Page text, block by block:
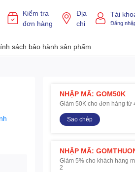
Kiểm tra
đơn hàng
Địa
chỉ
Tài
Đăng
sách bảo hành sản phẩm
NHẬP MÃ: GOM50K
Giảm 50K cho đơn hàng từ
Sao chép
NHẬP MÃ:
Giảm 5% cho khách hàng
2